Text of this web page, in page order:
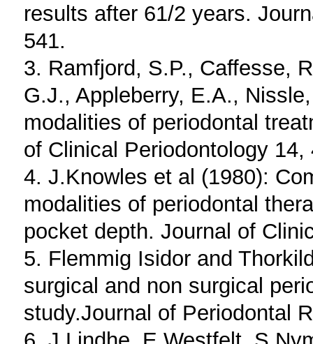
results after 61/2 years.
541.
3. Ramfjord, S.P., Caffesse,
G.J., Appleberry, E.A.,
modalities of periodontal
of Clinical Periodontology 14,
4. J.Knowles et al (1980):
modalities of periodontal
pocket depth. Journal of
5. Flemmig Isidor and
surgical and non surgical
study.Journal of Periodontal